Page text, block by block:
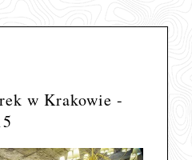
w Krakowie -